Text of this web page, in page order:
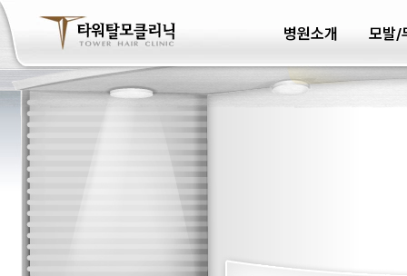
병원소개 모발/